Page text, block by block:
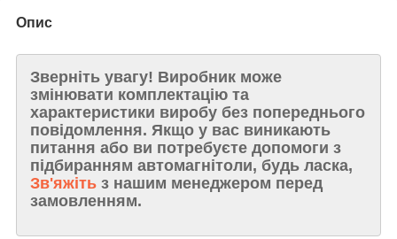
Опис
Зверніть увагу! Виробник може
змінювати комплектацію та
характеристики виробу без попереднього
повідомлення. Якщо у вас виникають
питання або ви потребуєте допомоги з
підбиранням автомагнітоли, будь ласка,
Зв'яжіть з нашим менеджером перед
замовленням.